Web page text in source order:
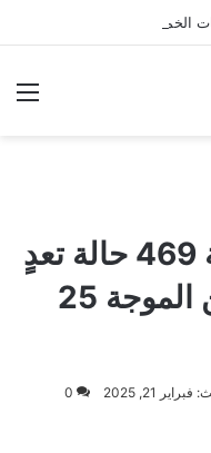
محافظ المنوفية: إزالة 469 حالة تعدٍ
في المرحلة الأولى من الموجة 25
21, 2025
0